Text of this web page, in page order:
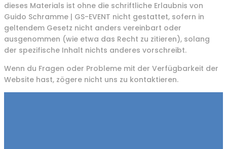
dieses Materials ist ohne die schriftliche Erlaubnis von
Guido Schramme | GS-EVENT nicht gestattet, sofern in
geltendem Gesetz nicht anders vereinbart oder
ausgenommen (wie etwa das Recht zu zitieren), solang
der spezifische Inhalt nichts anderes vorschreibt.
Wenn du Fragen oder Probleme mit der Verfügbarkeit der
Website hast, zögere nicht uns zu kontaktieren.